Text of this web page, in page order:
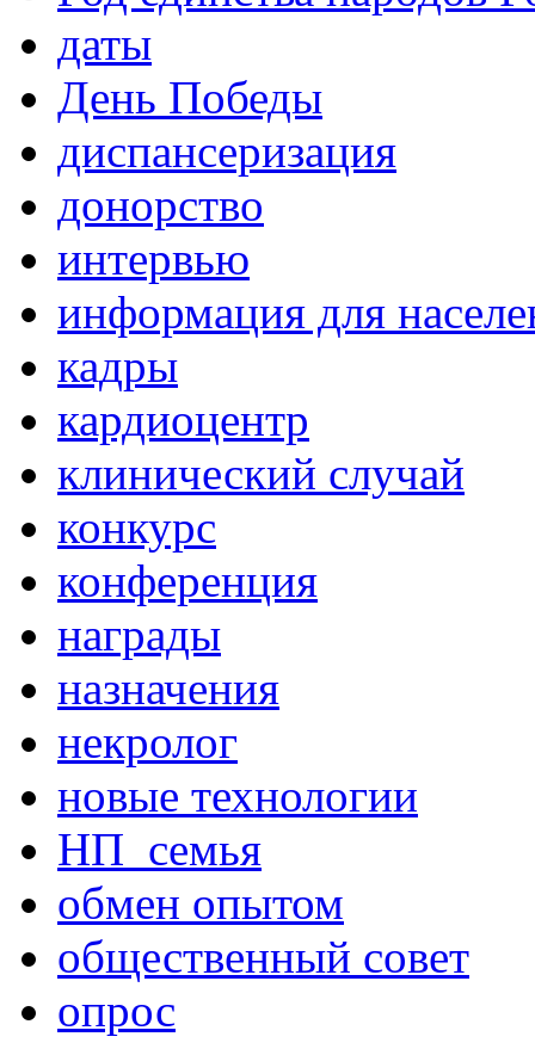
даты
День Победы
диспансеризация
донорство
интервью
информация для
кадры
кардиоцентр
клинический случай
конкурс
конференция
награды
назначения
некролог
новые технологии
НП_семья
обмен опытом
общественный совет
опрос